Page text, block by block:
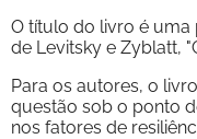
O título do livro é
de Levitsky e Zyblatt,
Para os autores, o
questão sob o ponto
nos fatores de